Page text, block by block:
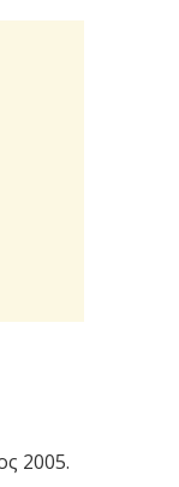
2005.